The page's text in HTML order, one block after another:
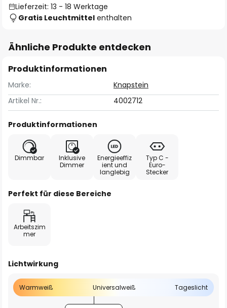
Lieferzeit: 13 - 18 Werktage
Gratis Leuchtmittel enthalten
Ähnliche Produkte entdecken
Produktinformationen
Marke:
Knapstein
Artikel Nr.:
4002712
Produktinformationen
Dimmbar
Inklusive
Dimmer
Energieeffiz
ient und
langlebig
Typ C -
Euro-
Stecker
Perfekt für diese Bereiche
Arbeitszim
mer
Lichtwirkung
Warmweiß Universalweiß Tageslicht